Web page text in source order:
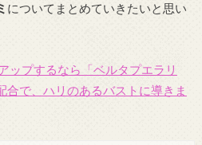
についてまとめていきたいと思い
ップするなら「ベルタプエラリ
合で、ハリのあるバストに導きま